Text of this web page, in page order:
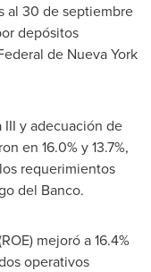
al 30 de septiembre
depósitos
de Nueva York
III y adecuación de
en 16.0% y 13.7%,
requerimientos
del Banco.
mejoró a 16.4%
operativos